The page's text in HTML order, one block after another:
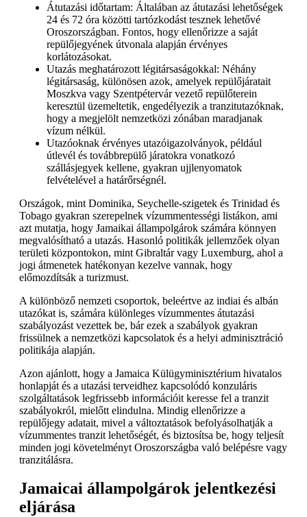
Átutazási időtartam: Általában az átutazási lehetőségek
24 és 72 óra közötti tartózkodást tesznek lehetővé
Oroszországban. Fontos, hogy ellenőrizze a saját
repülőjegyének útvonala alapján érvényes
korlátozásokat.
Utazás meghatározott légitársaságokkal: Néhány
légitársaság, különösen azok, amelyek repülőjáratait
Moszkva vagy Szentpétervár vezető repülőterein
keresztül üzemeltetik, engedélyezik a tranzitutazóknak,
hogy a megjelölt nemzetközi zónában maradjanak
vízum nélkül.
Utazóoknak érvényes utazóigazolványok, például
útlevél és továbbrepülő járatokra vonatkozó
szállásjegyek kellene, gyakran ujjlenyomatok
felvételével a határőrségnél.
Országok, mint Dominika, Seychelle-szigetek és Trinidad és
Tobago gyakran szerepelnek vízummentességi listákon, ami
azt mutatja, hogy Jamaikai állampolgárok számára könnyen
megvalósítható a utazás. Hasonló politikák jellemzőek olyan
területi központokon, mint Gibraltár vagy Luxemburg, ahol a
jogi átmenetek hatékonyan kezelve vannak, hogy
előmozdítsák a turizmust.
A különböző nemzeti csoportok, beleértve az indiai és albán
utazókat is, számára különleges vízummentes átutazási
szabályozást vezettek be, bár ezek a szabályok gyakran
frissülnek a nemzetközi kapcsolatok és a helyi adminisztráció
politikája alapján.
Azon ajánlott, hogy a Jamaica Külügyminisztérium hivatalos
honlapját és a utazási terveidhez kapcsolódó konzuláris
szolgáltatások legfrissebb információit keresse fel a tranzit
szabályokról, mielőtt elindulna. Mindig ellenőrizze a
repülőjegy adatait, mivel a változtatások befolyásolhatják a
vízummentes tranzit lehetőségét, és biztosítsa be, hogy teljesít
minden jogi követelményt Oroszországba való belépésre vagy
tranzitálásra.
Jamaicai állampolgárok jelentkezési
eljárása